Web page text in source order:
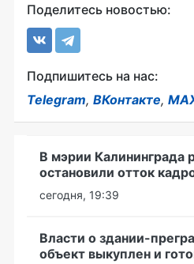
Поделитесь новостью:
Подпишитесь на нас:
Telegram, ВКонтакте,
В мэрии Калининграда
остановили отток
сегодня, 19:39
Власти о здании-
объект выкуплен и